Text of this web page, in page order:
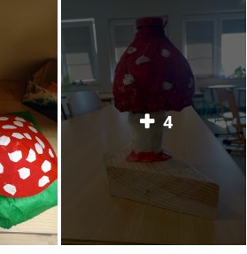
4